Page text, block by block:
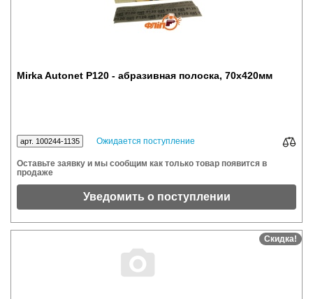
Mirka Autonet P120 - абразивная полоска, 70x420мм
арт. 100244-1135 Ожидается поступление
Оставьте заявку и мы сообщим как только товар появится в
продаже
Уведомить о поступлении
Скидка!